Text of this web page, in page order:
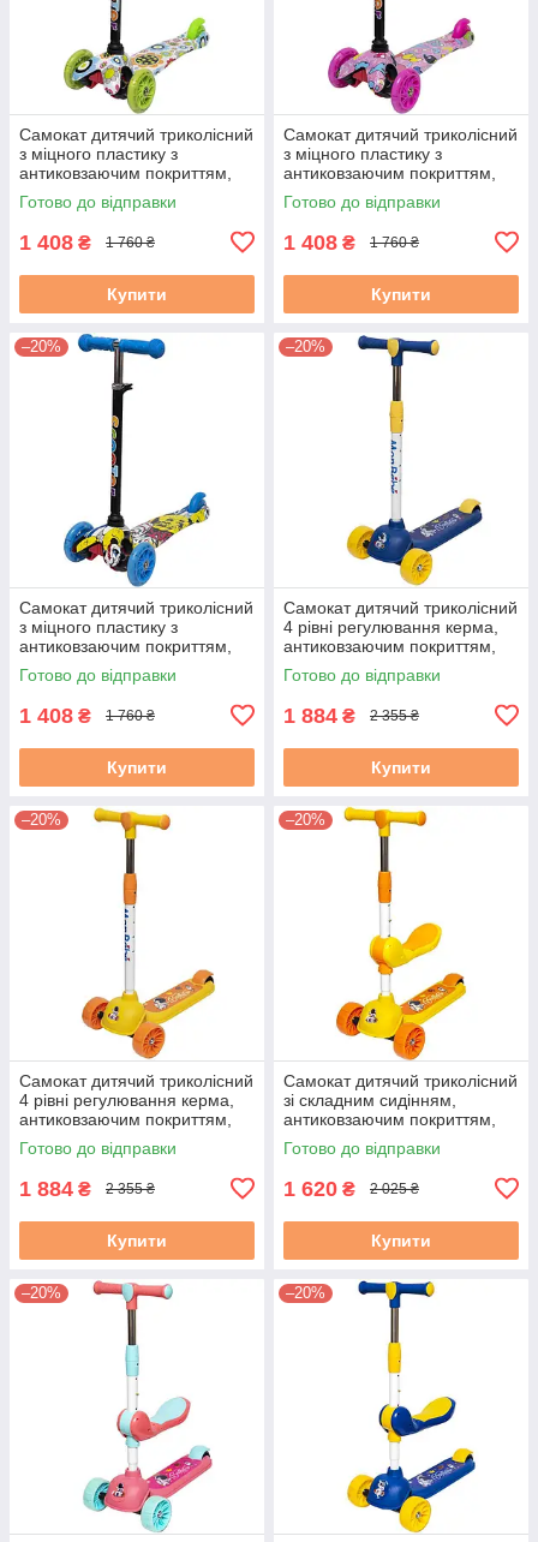
Самокат дитячий триколісний
з міцного пластику з
антиковзаючим покриттям,
ножні гальма «Scooter
Салатовий»
Готово до відправки
1 408 ₴ 1 760 ₴
Купити
Самокат дитячий триколісний
з міцного пластику з
антиковзаючим покриттям,
ножні гальма «Scooter
Рожевий»
Готово до відправки
1 408 ₴ 1 760 ₴
Купити
–20%
Самокат дитячий триколісний
з міцного пластику з
антиковзаючим покриттям,
ножні гальма «Scooter Синій»
Готово до відправки
1 408 ₴ 1 760 ₴
Купити
–20%
Самокат дитячий триколісний
4 рівні регулювання керма,
антиковзаючим покриттям,
ножним гальмом «DML
Синій»
Готово до відправки
1 884 ₴ 2 355 ₴
Купити
–20%
Самокат дитячий триколісний
4 рівні регулювання керма,
антиковзаючим покриттям,
ножним гальмом «DML
Жовтий»
Готово до відправки
1 884 ₴ 2 355 ₴
Купити
–20%
Самокат дитячий триколісний
зі складним сидінням,
антиковзаючим покриттям,
ножним гальмом «MJC-
Жовтий»
Готово до відправки
1 620 ₴ 2 025 ₴
Купити
–20% –20%